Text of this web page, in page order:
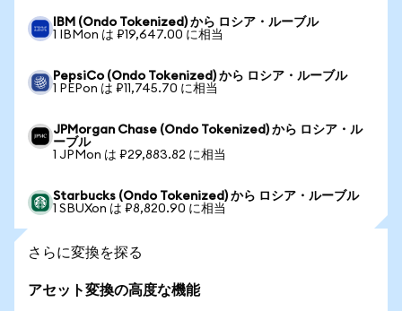
IBM (Ondo Tokenized) から ロシア・ルーブル
1 IBMon は ₽19,647.00 に相当
PepsiCo (Ondo Tokenized) から ロシア・ルーブル
1 PEPon は ₽11,745.70 に相当
JPMorgan Chase (Ondo Tokenized) から ロシア・ル
ーブル
1 JPMon は ₽29,883.82 に相当
Starbucks (Ondo Tokenized) から ロシア・ルーブル
1 SBUXon は ₽8,820.90 に相当
さらに変換を探る
アセット変換の高度な機能